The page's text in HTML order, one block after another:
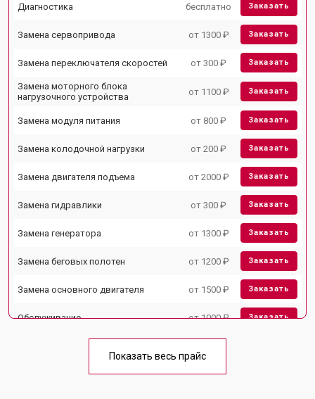
Диагностика бесплатно Заказать
Замена сервопривода от 1300 ₽ Заказать
Замена переключателя скоростей от 300 ₽ Заказать
Замена моторного блока
нагрузочного устройства
от 1100 ₽ Заказать
Замена модуля питания от 800 ₽ Заказать
Замена колодочной нагрузки от 200 ₽ Заказать
Замена двигателя подъема от 2000 ₽ Заказать
Замена гидравлики от 300 ₽ Заказать
Замена генератора от 1300 ₽ Заказать
Замена беговых полотен от 1200 ₽ Заказать
Замена основного двигателя от 1500 ₽ Заказать
Обслуживание от 1000 ₽ Заказать
Замена блока питания от 1000 ₽
Показать весь прайс